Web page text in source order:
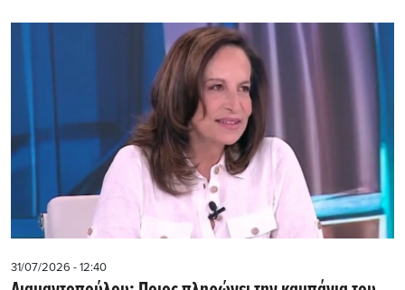
31/07/2026 - 12:40